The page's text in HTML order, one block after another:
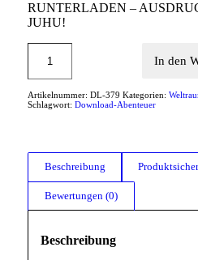
RUNTERLADEN –
JUHU!
In den
Artikelnummer: DL-379 Kategorien:
Schlagwort: Download-Abenteuer
Beschreibung
Bewertungen (0)
Beschreibung